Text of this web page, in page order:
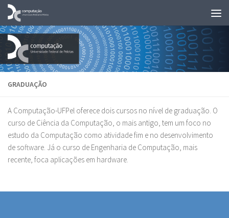
Skip to content
GRADUAÇÃO
A Computação-UFPel oferece dois cursos no nível de graduação. O
curso de Ciência da Computação, o mais antigo, tem um foco no
estudo da Computação como atividade fim e no desenvolvimento
de software. Já o curso de Engenharia de Computação, mais
recente, foca aplicações em hardware.